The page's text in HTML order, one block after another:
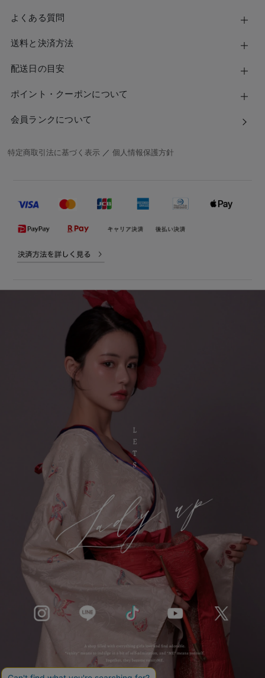
よくある質問
送料と決済方法
配送日の目安
ポイント・クーポンについて
会員ランクについて
特定商取引法に基づく表示 ／個人情報保護方針